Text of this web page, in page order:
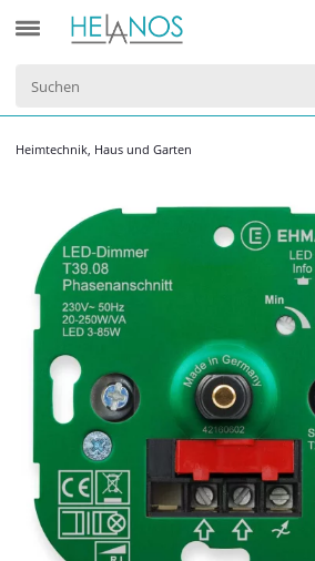
Heimtechnik, Haus und Garten